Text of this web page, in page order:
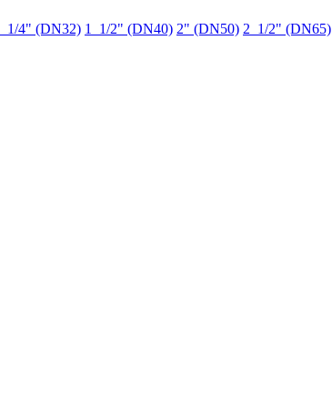
4" (DN32) 1_1/2" (DN40) 2" (DN50) 2_1/2" (DN65)